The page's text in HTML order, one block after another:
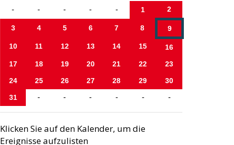
- - - - - 1 2
3 4 5 6 7 8 9
10 11 12 13 14 15 16
17 18 19 20 21 22 23
24 25 26 27 28 29 30
31 - - - - - -
Klicken Sie auf den Kalender, um die
Ereignisse aufzulisten